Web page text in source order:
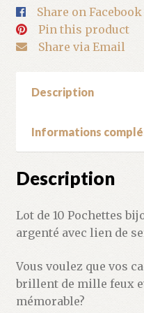
10*15
cm
par
Share on Facebook
Pin this product
Share via Email
Description
Informations
Description
Lot de 10 Pochettes
argenté avec lien de
Vous voulez que vos
brillent de mille feux
mémorable?